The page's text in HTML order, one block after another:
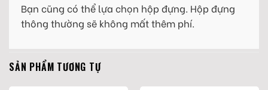
Bạn cũng có thể lựa chọn hộp đựng. Hộp đựng
thông thường sẽ không mất thêm phí.
SẢN PHẨM TƯƠNG TỰ